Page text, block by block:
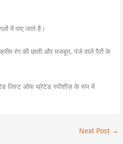
में पाए जाते हैं।
रंग की छाती और मजबूत, पंजे वाले पैरों के
लिस्ट ऑफ थ्रेटेड स्पीशीज़ के रूप में
Next Post →